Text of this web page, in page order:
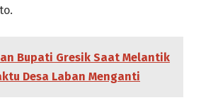
Bupati Gresik Saat Melantik
Desa Laban Menganti